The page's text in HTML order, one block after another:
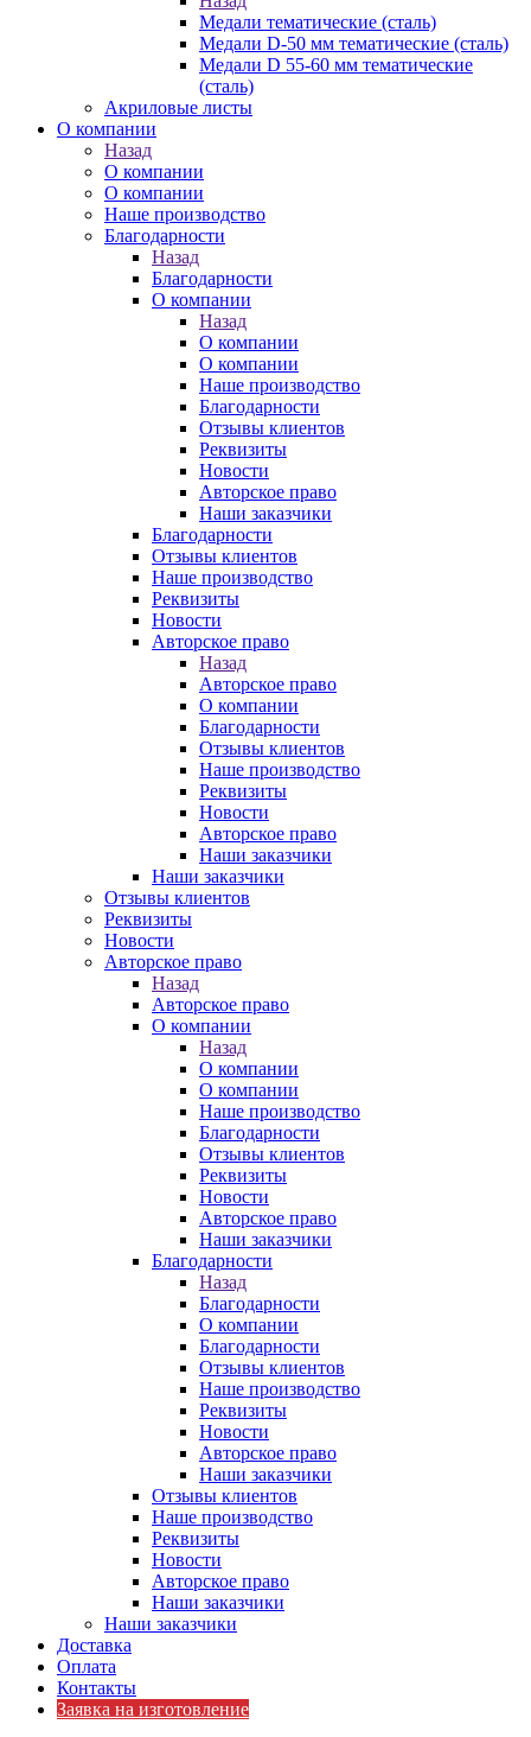
Медали тематические (сталь)
Медали D-50 мм тематические (сталь)
Медали D 55-60 мм тематические
(сталь)
Акриловые листы
О компании
Назад
О компании
О компании
Наше производство
Благодарности
Назад
Благодарности
О компании
Назад
О компании
О компании
Наше производство
Благодарности
Отзывы клиентов
Реквизиты
Новости
Авторское право
Наши заказчики
Благодарности
Отзывы клиентов
Наше производство
Реквизиты
Новости
Авторское право
Назад
Авторское право
О компании
Благодарности
Отзывы клиентов
Наше производство
Реквизиты
Новости
Авторское право
Наши заказчики
Наши заказчики
Отзывы клиентов
Реквизиты
Новости
Авторское право
Назад
Авторское право
О компании
Назад
О компании
О компании
Наше производство
Благодарности
Отзывы клиентов
Реквизиты
Новости
Авторское право
Наши заказчики
Благодарности
Назад
Благодарности
О компании
Благодарности
Отзывы клиентов
Наше производство
Реквизиты
Новости
Авторское право
Наши заказчики
Отзывы клиентов
Наше производство
Реквизиты
Новости
Авторское право
Наши заказчики
Наши заказчики
Доставка
Оплата
Контакты
Заявка на изготовление